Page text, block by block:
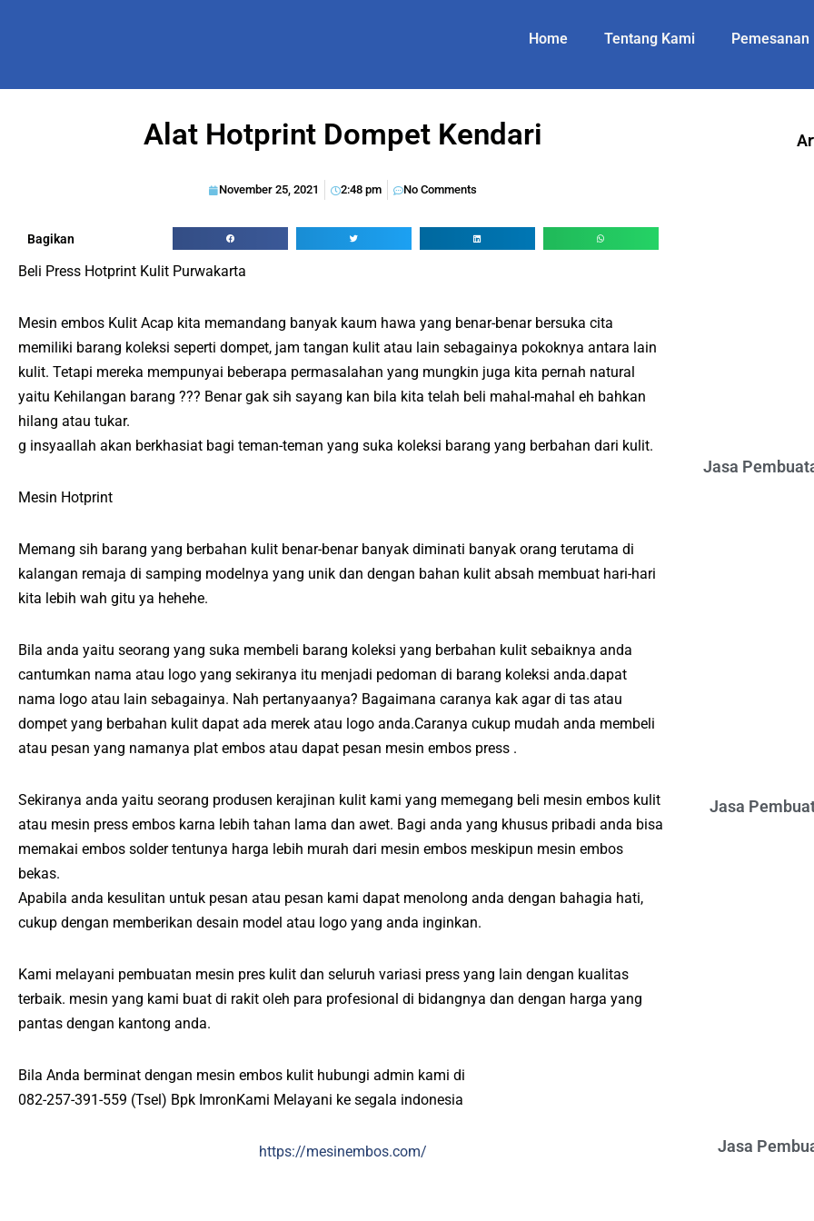
Home Tentang Kami Pemesanan
Alat Hotprint Dompet Kendari
November 25, 2021 2:48 pm No Comments
Bagikan
Beli Press Hotprint Kulit Purwakarta
Mesin embos Kulit Acap kita memandang banyak kaum hawa yang benar-benar bersuka cita
memiliki barang koleksi seperti dompet, jam tangan kulit atau lain sebagainya pokoknya antara lain
kulit. Tetapi mereka mempunyai beberapa permasalahan yang mungkin juga kita pernah natural
yaitu Kehilangan barang ??? Benar gak sih sayang kan bila kita telah beli mahal-mahal eh bahkan
hilang atau tukar.
g insyaallah akan berkhasiat bagi teman-teman yang suka koleksi barang yang berbahan dari kulit.
Mesin Hotprint
Memang sih barang yang berbahan kulit benar-benar banyak diminati banyak orang terutama di
kalangan remaja di samping modelnya yang unik dan dengan bahan kulit absah membuat hari-hari
kita lebih wah gitu ya hehehe.
Bila anda yaitu seorang yang suka membeli barang koleksi yang berbahan kulit sebaiknya anda
cantumkan nama atau logo yang sekiranya itu menjadi pedoman di barang koleksi anda.dapat
nama logo atau lain sebagainya. Nah pertanyaanya? Bagaimana caranya kak agar di tas atau
dompet yang berbahan kulit dapat ada merek atau logo anda.Caranya cukup mudah anda membeli
atau pesan yang namanya plat embos atau dapat pesan mesin embos press .
Sekiranya anda yaitu seorang produsen kerajinan kulit kami yang memegang beli mesin embos kulit
atau mesin press embos karna lebih tahan lama dan awet. Bagi anda yang khusus pribadi anda bisa
memakai embos solder tentunya harga lebih murah dari mesin embos meskipun mesin embos
bekas.
Apabila anda kesulitan untuk pesan atau pesan kami dapat menolong anda dengan bahagia hati,
cukup dengan memberikan desain model atau logo yang anda inginkan.
Kami melayani pembuatan mesin pres kulit dan seluruh variasi press yang lain dengan kualitas
terbaik. mesin yang kami buat di rakit oleh para profesional di bidangnya dan dengan harga yang
pantas dengan kantong anda.
Bila Anda berminat dengan mesin embos kulit hubungi admin kami di
082-257-391-559 (Tsel) Bpk ImronKami Melayani ke segala indonesia
https://mesinembos.com/
Jasa
Jasa
Jasa